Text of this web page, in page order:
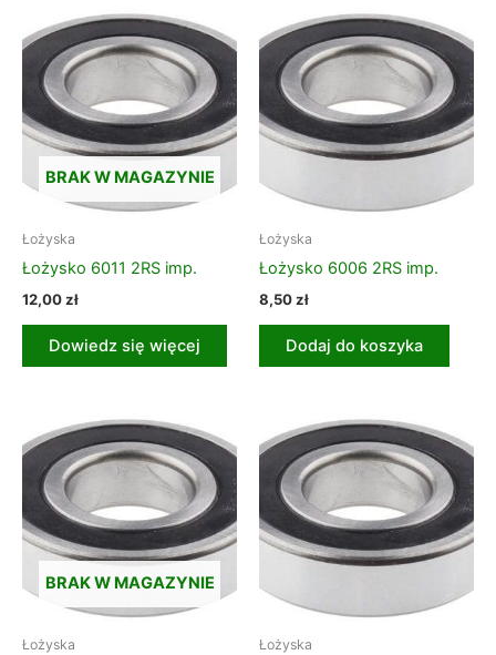
BRAK W MAGAZYNIE
Łożyska
Łożysko 6011 2RS imp.
12,00zł
Dowiedz się więcej
Łożyska
Łożysko 6006 2RS imp.
8,50zł
Dodaj do koszyka
BRAK W MAGAZYNIE
Łożyska Łożyska